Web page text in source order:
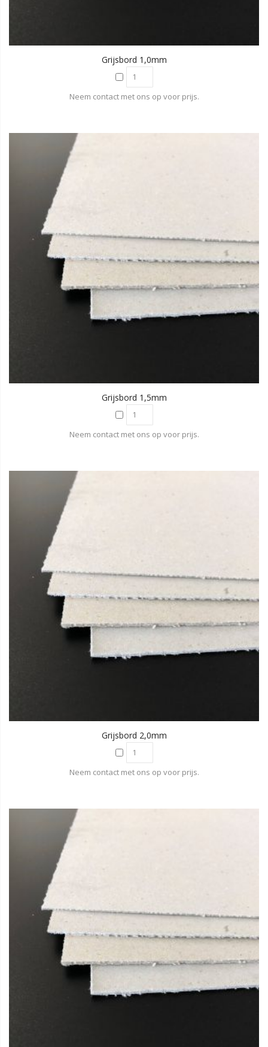
Grijsbord 1,0mm
Neem contact met ons op voor prijs.
Grijsbord 1,5mm
Neem contact met ons op voor prijs.
Grijsbord 2,0mm
Neem contact met ons op voor prijs.